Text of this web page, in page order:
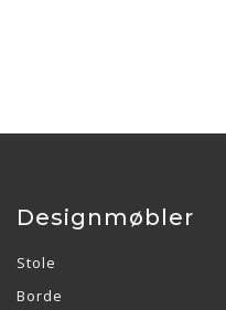
Designmøbler
Stole
Borde